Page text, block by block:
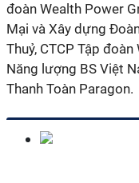
đoàn Wealth Power
Mại và Xây dựng
Thuỷ, CTCP Tập
Năng lượng BS Việt
Thanh Toàn Paragon.